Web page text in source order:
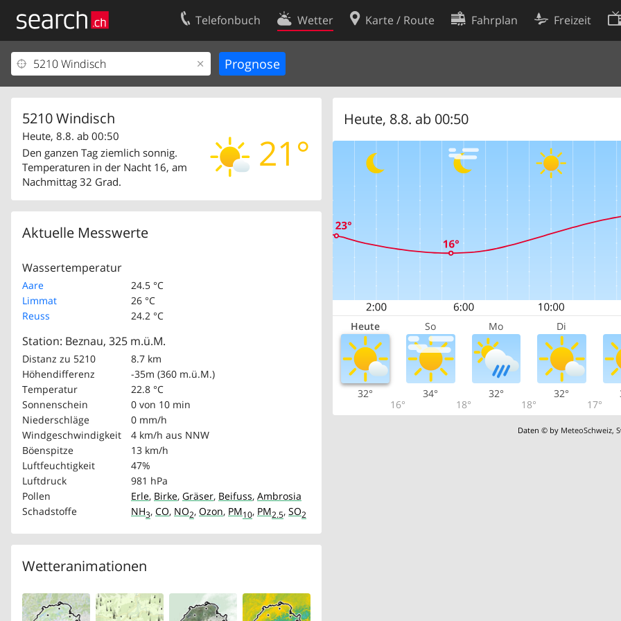
Telefonbuch Wetter Karte / Route Fahrplan Freizeit
5210 Windisch
21°
Heute, 8.8. ab 00:50
Den ganzen Tag ziemlich sonnig.
Temperaturen in der Nacht 16, am
Nachmittag 32 Grad.
Aktuelle Messwerte
Wassertemperatur
Aare
24.5 °C
Limmat
26 °C
Reuss
24.2 °C
Station: Beznau, 325 m.ü.M.
Distanz zu 5210
8.7 km
Höhendifferenz
-35m (360 m.ü.M.)
Temperatur
22.8 °C
Sonnenschein
0 von 10 min
Niederschläge
0 mm/h
Windgeschwindigkeit
4 km/h aus NNW
Böenspitze
13 km/h
Luftfeuchtigkeit
47%
Luftdruck
981 hPa
Pollen
Erle, Birke, Gräser, Beifuss, Ambrosia
Schadstoffe
NH3, CO, NO2, Ozon, PM10, PM2.5, SO2
Wetteranimationen
Heute, 8.8. ab 00:50
Heute So Mo Di
32°
16°
34°
18°
32°
18°
32°
17°
Daten © by MeteoSchweiz,
Ihr Eintrag
Kundencenter Geschäftskunden
Kontakt
Nutzungsbedingungen
Cookie-Einstellungen